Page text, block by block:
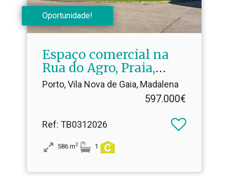
Oportunidade!
Espaço comercial na
Rua do Agro, Praia,
Madalena
Porto, Vila Nova de Gaia, Madalena
597.000€
Ref: TB0312026
586 m2 1